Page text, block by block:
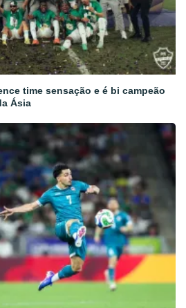
time sensação e é bi campeão
Ásia